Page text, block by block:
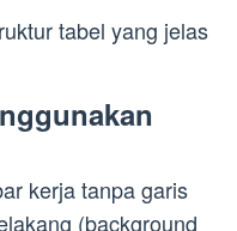
tabel yang jelas
kerja tanpa garis
(background